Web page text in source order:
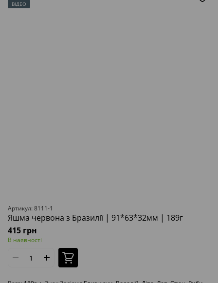
ВІДЕО
Артикул: 8111-1
Яшма червона з Бразилії | 91*63*32мм | 189г
415 грн
В наявності